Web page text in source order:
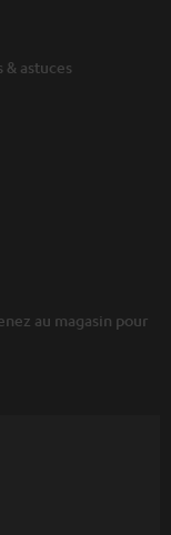
astuces
au magasin pour